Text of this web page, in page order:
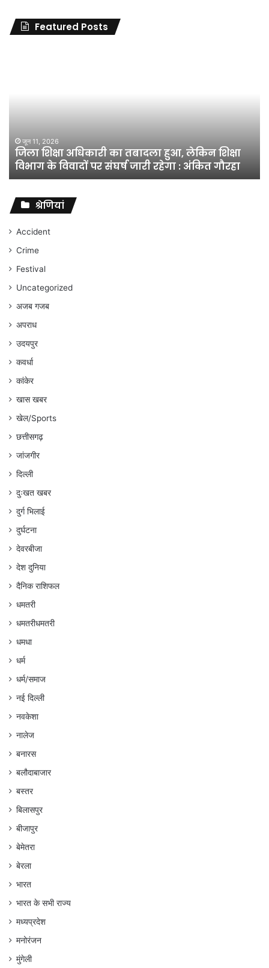
Featured Posts
शिक्षा
विभाग
विवादों
संघर्ष
जारी
रहेगा
अंकित
गौरहा
जून 11, 2026
जिला शिक्षा अधिकारी का तबादला हुआ, लेकिन शिक्षा
विभाग के विवादों पर संघर्ष जारी रहेगा : अंकित गौरहा
श्रेणियां
Accident
Crime
Festival
Uncategorized
अजब गजब
अपराध
उदयपुर
कवर्धा
कांकेर
खास खबर
खेल/Sports
छत्तीसगढ़
जांजगीर
दिल्ली
दुःखत खबर
दुर्ग भिलाई
दुर्घटना
देवरबीजा
देश दुनिया
दैनिक राशिफल
धमतरी
धमतरीधमतरी
धमधा
धर्म
धर्म/समाज
नई दिल्ली
नवकेशा
नालेज
बनारस
बलौदाबाजार
बस्तर
बिलासपुर
बीजापुर
बेमेतरा
बेरला
भारत
भारत के सभी राज्य
मध्यप्रदेश
मनोरंजन
मुंगेली